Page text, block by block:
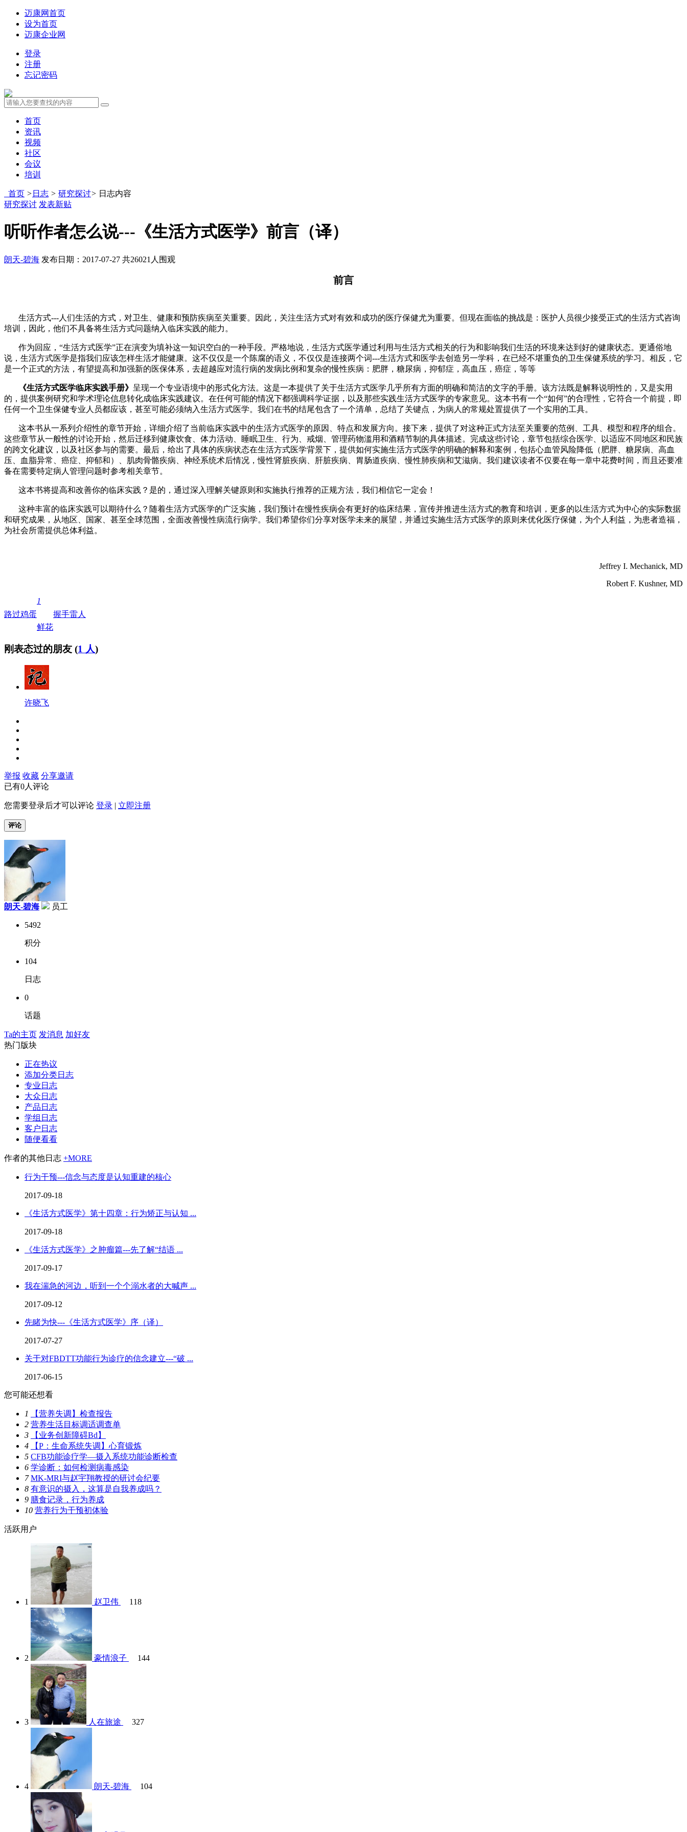
迈康网首页
设为首页
迈康企业网
登录
注册
忘记密码
首页
资讯
视频
社区
会议
培训
首页 > 日志 > 研究探讨> 日志内容
研究探讨 发表新贴
听听作者怎么说---《生活方式医学》前言（译）
朗天-碧海 发布日期：2017-07-27 共26021人围观
前言
生活方式---人们生活的方式，对卫生、健康和预防疾病至关重要。因此，关注生活方式对有效和成功的医疗保健尤为重要。但现在面临的挑战是：医护人员很少接受正式的生活方式咨询
培训，因此，他们不具备将生活方式问题纳入临床实践的能力。
作为回应，“生活方式医学”正在演变为填补这一知识空白的一种手段。严格地说，生活方式医学通过利用与生活方式相关的行为和影响我们生活的环境来达到好的健康状态。更通俗地
说，生活方式医学是指我们应该怎样生活才能健康。这不仅仅是一个陈腐的语义，不仅仅是连接两个词---生活方式和医学去创造另一学科，在已经不堪重负的卫生保健系统的学习。相反，它
是一个正式的方法，有望提高和加强新的医保体系，去超越应对流行病的发病比例和复杂的慢性疾病：肥胖，糖尿病，抑郁症，高血压，癌症，等等
《生活方式医学临床实践手册》 呈现一个专业语境中的形式化方法。这是一本提供了关于生活方式医学几乎所有方面的明确和简洁的文字的手册。该方法既是解释说明性的，又是实用
的，提供案例研究和学术理论信息转化成临床实践建议。在任何可能的情况下都强调科学证据，以及那些实践生活方式医学的专家意见。这本书有一个“如何”的合理性，它符合一个前提，即
任何一个卫生保健专业人员都应该，甚至可能必须纳入生活方式医学。我们在书的结尾包含了一个清单，总结了关键点，为病人的常规处置提供了一个实用的工具。
这本书从一系列介绍性的章节开始，详细介绍了当前临床实践中的生活方式医学的原因、特点和发展方向。接下来，提供了对这种正式方法至关重要的范例、工具、模型和程序的组合。
这些章节从一般性的讨论开始，然后迁移到健康饮食、体力活动、睡眠卫生、行为、戒烟、管理药物滥用和酒精节制的具体描述。完成这些讨论，章节包括综合医学、以适应不同地区和民族
的跨文化建议，以及社区参与的需要。最后，给出了具体的疾病状态在生活方式医学背景下，提供如何实施生活方式医学的明确的解释和案例，包括心血管风险降低（肥胖、糖尿病、高血
压、血脂异常、癌症、抑郁和）、肌肉骨骼疾病、神经系统术后情况，慢性肾脏疾病、肝脏疾病、胃肠道疾病、慢性肺疾病和艾滋病。我们建议读者不仅要在每一章中花费时间，而且还要准
备在需要特定病人管理问题时参考相关章节。
这本书将提高和改善你的临床实践？是的，通过深入理解关键原则和实施执行推荐的正规方法，我们相信它一定会！
这种丰富的临床实践可以期待什么？随着生活方式医学的广泛实施，我们预计在慢性疾病会有更好的临床结果，宣传并推进生活方式的教育和培训，更多的以生活方式为中心的实际数据
和研究成果，从地区、国家、甚至全球范围，全面改善慢性病流行病学。我们希望你们分享对医学未来的展望，并通过实施生活方式医学的原则来优化医疗保健，为个人利益，为患者造福，
为社会所需提供总体利益。
Jeffrey I. Mechanick, MD
Robert F. Kushner, MD
路过鸡蛋
1
鲜花
握手雷人
刚表态过的朋友 (1 人)
许晓飞
举报 收藏 分享邀请
已有0人评论
您需要登录后才可以评论 登录 | 立即注册
评论
朗天-碧海 员工
5492
积分
104
日志
0
话题
Ta的主页 发消息 加好友
热门版块
正在热议
添加分类日志
专业日志
大众日志
产品日志
学组日志
客户日志
随便看看
作者的其他日志 +MORE
行为干预---信念与态度是认知重建的核心
2017-09-18
《生活方式医学》第十四章：行为矫正与认知 ...
2017-09-18
《生活方式医学》之肿瘤篇---先了解“结语 ...
2017-09-17
我在湍急的河边，听到一个个溺水者的大喊声 ...
2017-09-12
先睹为快---《生活方式医学》序（译）
2017-07-27
关于对FBDTT功能行为诊疗的信念建立---“破 ...
2017-06-15
您可能还想看
1
【营养失调】检查报告
2 营养生活目标调适调查单
3
【业务创新障碍Bd】
4
【P：生命系统失调】心育锻炼
5 CFB功能诊疗学—摄入系统功能诊断检查
6 学诊断：如何检测病毒感染
7 MK-MRI与赵宇翔教授的研讨会纪要
8 有意识的摄入，这算是自我养成吗？
9 膳食记录，行为养成
10 营养行为干预初体验
活跃用户
1 赵卫伟 118
2 豪情浪子 144
3 人在旅途 327
4 朗天-碧海 104